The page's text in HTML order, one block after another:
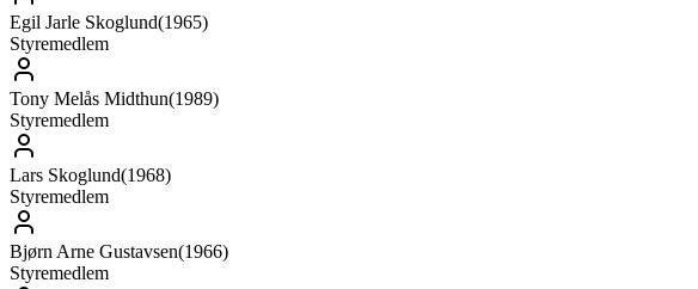
Egil Jarle Skoglund(1965)
Styremedlem
Tony Melås Midthun(1989)
Styremedlem
Lars Skoglund(1968)
Styremedlem
Bjørn Arne Gustavsen(1966)
Styremedlem